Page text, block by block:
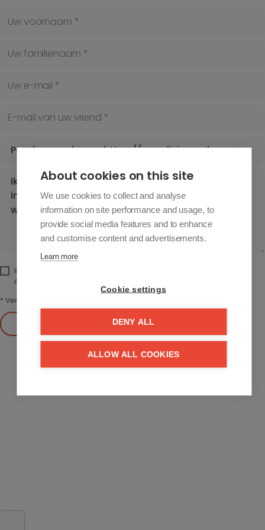
Uw voornaam *
Uw familienaam *
Uw e-mail *
E-mail van uw vriend *
Ik heb het
akkoord.
* Verplicht in te vullen
About cookies on this site
We use cookies to collect and analyse
information on site performance and usage, to
provide social media features and to enhance
and customise content and advertisements.
Learn more
Cookie settings
DENY ALL
ALLOW ALL COOKIES